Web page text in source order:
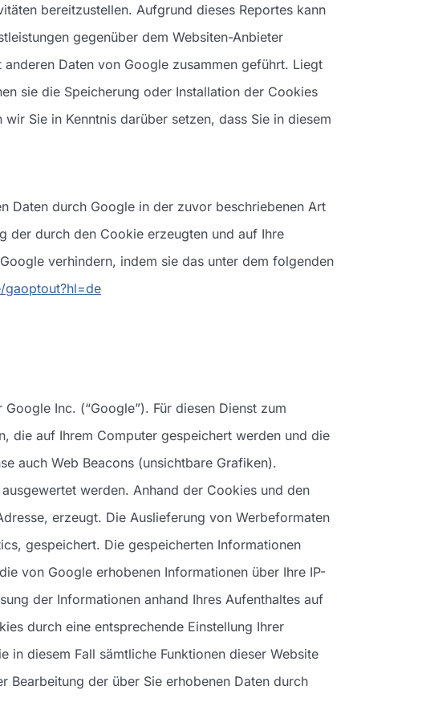
bereitzustellen. Aufgrund dieses Reportes kann
gegenüber dem Websiten-Anbieter
Daten von Google zusammen geführt. Liegt
sie die Speicherung oder Installation der Cookies
Sie in Kenntnis darüber setzen, dass Sie in diesem
Daten durch Google in der zuvor beschriebenen Art
der durch den Cookie erzeugten und auf Ihre
verhindern, indem sie das unter dem folgenden
Inc. (“Google”). Für diesen Dienst zum
die auf Ihrem Computer gespeichert werden und die
auch Web Beacons (unsichtbare Grafiken).
werden. Anhand der Cookies und den
erzeugt. Die Auslieferung von Werbeformaten
gespeichert. Die gespeicherten Informationen
von Google erhobenen Informationen über Ihre IP-
der Informationen anhand Ihres Aufenthaltes auf
durch eine entsprechende Einstellung Ihrer
in diesem Fall sämtliche Funktionen dieser Website
Bearbeitung der über Sie erhobenen Daten durch